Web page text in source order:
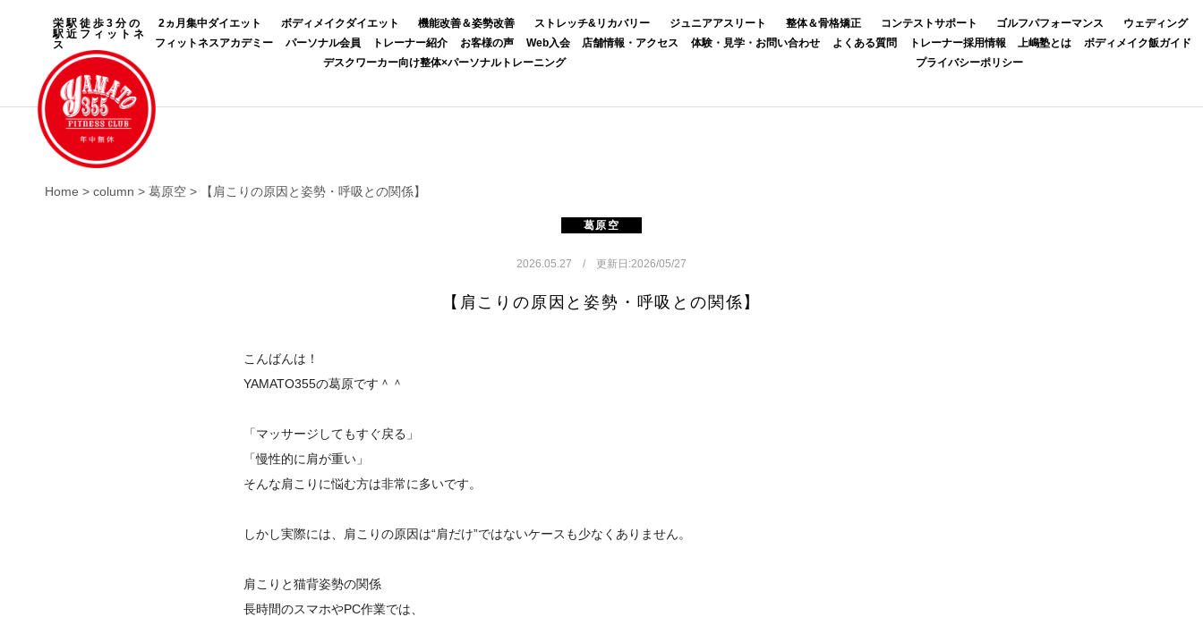
栄駅徒歩3分の
駅近フィットネ
ス
2ヵ月集中ダイエット ボディメイクダイエット 機能改善＆姿勢改善 ストレッチ&リカバリー ジュニアアスリート 整体＆骨格矯正 コンテストサポート ゴルフパフォーマンス
ウェディング
フィットネスアカデミー
パーソナル会員 トレーナー紹介 お客様の声 Web入会 店舗情報・アクセス 体験・見学・お問い合わせ よくある質問 トレーナー採用情報 上嶋塾とは
ボディメイク飯ガイド
デスクワーカー向け整体×パーソナルトレーニング
プライバシーポリシー
Home > column > 葛原空 > 【肩こりの原因と姿勢・呼吸との関係】
葛原空
2026.05.27 / 更新日:2026/05/27
【肩こりの原因と姿勢・呼吸との関係】
こんばんは！
YAMATO355の葛原です＾＾
「マッサージしてもすぐ戻る」
「慢性的に肩が重い」
そんな肩こりに悩む方は非常に多いです。
しかし実際には、肩こりの原因は“肩だけ”ではないケースも少なくありません。
肩こりと猫背姿勢の関係
長時間のスマホやPC作業では、